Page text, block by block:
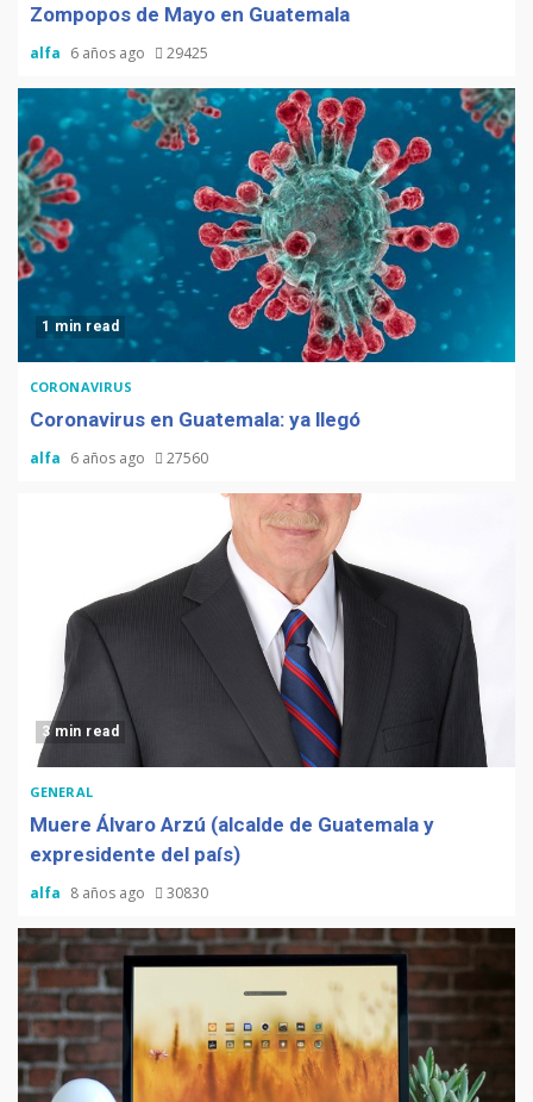
Zompopos de Mayo en Guatemala
alfa 6 años ago 29425
1 min read
CORONAVIRUS
Coronavirus en Guatemala: ya llegó
alfa 6 años ago 27560
3 min read
GENERAL
Muere Álvaro Arzú (alcalde de Guatemala y
expresidente del país)
alfa 8 años ago 30830